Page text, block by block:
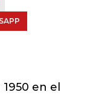
en el